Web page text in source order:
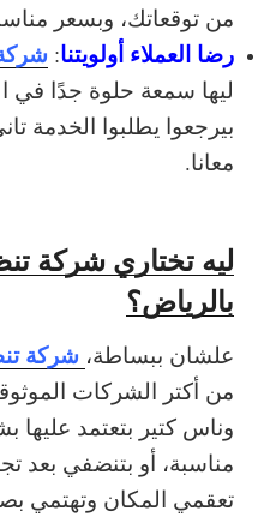
من توقعاتك، وبسعر
رضا العملاء أولويتنا:
ليها سمعة حلوة جدًا في
بيرجعوا يطلبوا الخدمة
معانا.
ليه تختاري شركة
بالرياض؟
علشان ببساطة، شركة
من أكتر الشركات
وناس كتير بتعتمد
مناسبة، أو بتنضفي بعد
تعقمي المكان وتهتمي